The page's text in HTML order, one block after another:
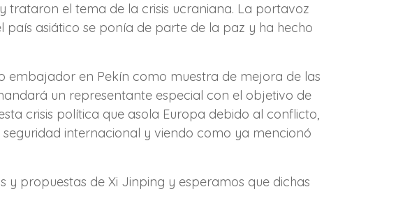
trataron el tema de la crisis ucraniana. La portavoz
país asiático se ponía de parte de la paz y ha hecho
embajador en Pekín como muestra de mejora de las
un representante especial con el objetivo de
crisis política que asola Europa debido al conflicto,
internacional y viendo como ya mencionó
propuestas de Xi Jinping y esperamos que dichas